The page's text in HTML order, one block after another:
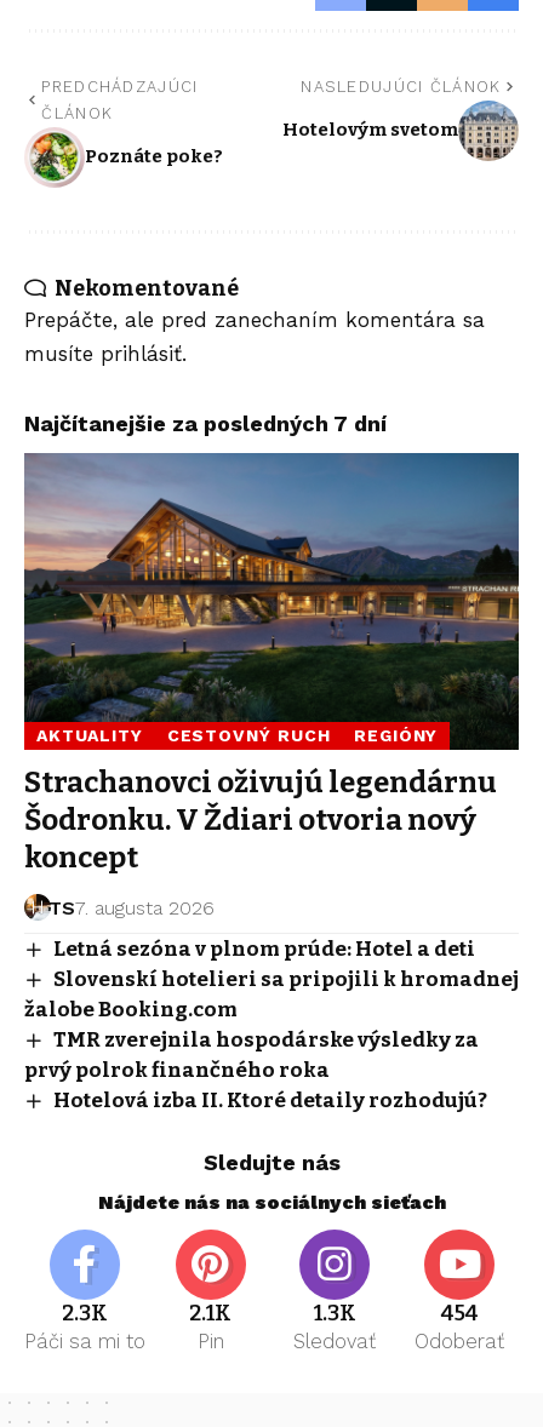
PREDCHÁDZAJÚCI
ČLÁNOK
Poznáte poke?
NASLEDUJÚCI ČLÁNOK
Hotelovým svetom
Nekomentované
Prepáčte, ale pred zanechaním komentára sa
musíte prihlásiť.
Najčítanejšie za posledných 7 dní
AKTUALITY CESTOVNÝ RUCH REGIÓNY
Strachanovci oživujú legendárnu
Šodronku. V Ždiari otvoria nový
koncept
TS7. augusta 2026
Letná sezóna v plnom prúde: Hotel a deti
Slovenskí hotelieri sa pripojili k hromadnej
žalobe Booking.com
TMR zverejnila hospodárske výsledky za
prvý polrok finančného roka
Hotelová izba II. Ktoré detaily rozhodujú?
Sledujte nás
Nájdete nás na sociálnych sieťach
2.3K
Páči sa mi to
2.1K
Pin
1.3K
Sledovať
454
Odoberať